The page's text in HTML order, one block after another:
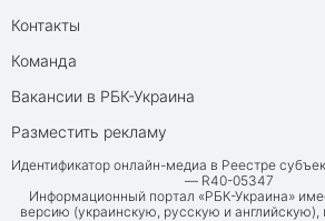
Контакты
Команда
Вакансии в РБК-Украина
Разместить рекламу
Идентификатор онлайн-медиа в Реестре
— R40-05347
Информационный портал «РБК-Украина»
версию (украинскую, русскую и английскую),